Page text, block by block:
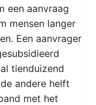
een aanvraag
mensen langer
Een aanvrager
tienduizend
andere helft
met het